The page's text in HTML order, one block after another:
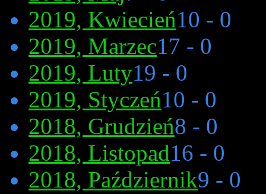
2019, Kwiecień10 - 0
2019, Marzec17 - 0
2019, Luty19 - 0
2019, Styczeń10 - 0
2018, Grudzień8 - 0
2018, Listopad16 - 0
2018, Październik9 - 0